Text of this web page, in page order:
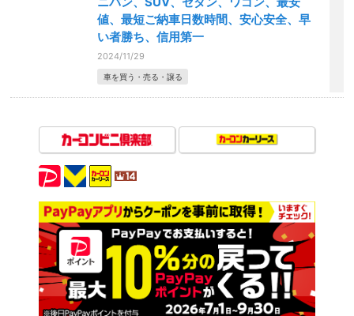
値、最短ご納車日数時間、安心安全、早
い者勝ち、信用第一
2024/11/29
車を買う・売る・譲る